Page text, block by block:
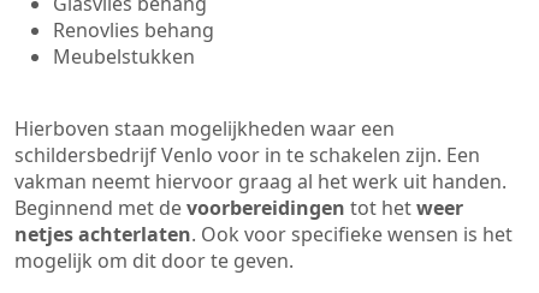
Renovlies behang
Meubelstukken
Hierboven staan mogelijkheden waar een
schildersbedrijf Venlo voor in te schakelen zijn. Een
vakman neemt hiervoor graag al het werk uit handen.
Beginnend met devoorbereidingen tot hetweer
netjes achterlaten. Ook voor specifieke wensen is het
mogelijk om dit door te geven.